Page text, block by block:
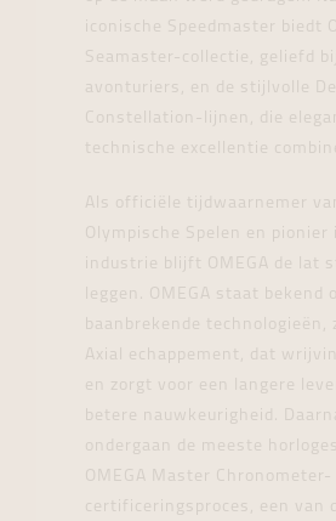
iconische Speedmaster biedt
Seamaster-collectie, geliefd
avonturiers, en de stijlvolle De
Constellation-lijnen, die
technische excellentie
Als officiële tijdwaarnemer
Olympische Spelen en pionier
industrie blijft OMEGA de lat
leggen. OMEGA staat bekend
baanbrekende technologieën,
Axial echappement, dat
en zorgt voor een langere
betere nauwkeurigheid.
ondergaan de meeste
OMEGA Master Chronometer-
certificeringsproces, een van